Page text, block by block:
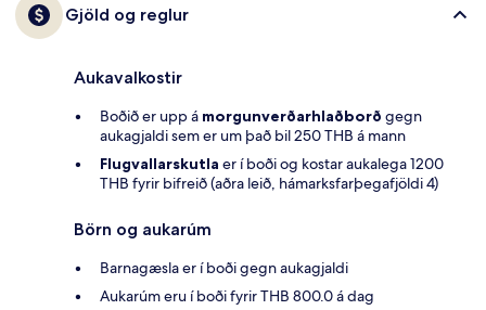
Gjöld og reglur
Aukavalkostir
Boðið er upp á morgunverðarhlaðborð gegn
aukagjaldi sem er um það bil 250 THB á mann
Flugvallarskutla er í boði og kostar aukalega 1200
THB fyrir bifreið (aðra leið, hámarksfarþegafjöldi 4)
Börn og aukarúm
Barnagæsla er í boði gegn aukagjaldi
Aukarúm eru í boði fyrir THB 800.0 á dag